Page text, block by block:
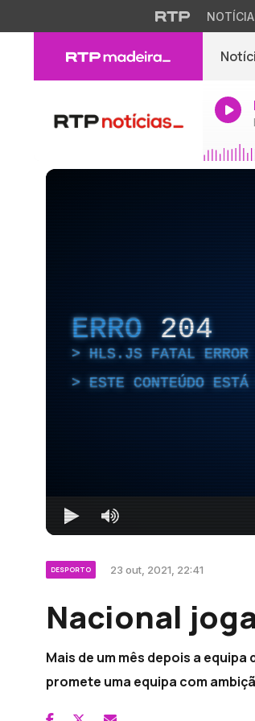
ERRO 204
HLS.JS FATAL ERROR
ESTE CONTEÚDO
DESPORTO 23 out, 2021, 22:41
Nacional
Mais de um mês depois a
promete uma equipa com